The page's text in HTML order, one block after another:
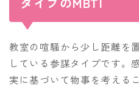
教室の喧騒から少し距離を
している参謀タイプです。
実に基づいて物事を考える